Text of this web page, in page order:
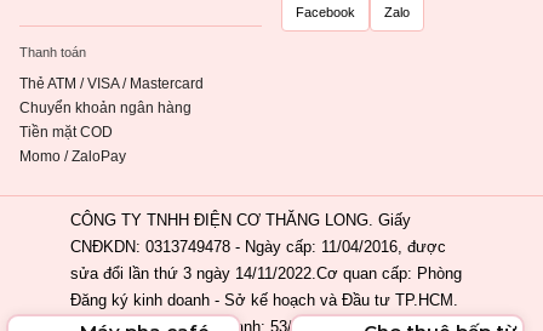
Thanh toán
Thẻ ATM / VISA / Mastercard
Chuyển khoản ngân hàng
Tiền mặt COD
Momo / ZaloPay
Facebook Zalo
CÔNG TY TNHH ĐIỆN CƠ THĂNG LONG. Giấy
CNĐKDN: 0313749478 - Ngày cấp: 11/04/2016, được
sửa đổi lần thứ 3 ngày 14/11/2022.Cơ quan cấp: Phòng
Đăng ký kinh doanh - Sở kế hoạch và Đầu tư TP.HCM.
Địa chỉ đăng ký kinh doanh: 53/2 Nguyễn Khắc Nhu,